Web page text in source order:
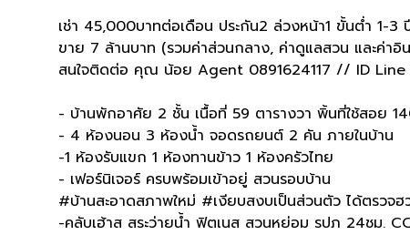
เช่า 45,000บาทต่อเดือน ประกัน2 ล่วงหน้า1 ขั้นต่ำ 1-3
ขาย 7 ล้านบาท (รวมค่าส่วนกลาง, ค่าดูแลสวน และค่าอิ
สนใจติดต่อ คุณ น้อย Agent 0891624117 // ID Line
- บ้านพักอาศัย 2 ชั้น เนื้อที่ 59 ตารางวา พิ้นที่ใช้สอย
- 4 ห้องนอน 3 ห้องน้ำ จอดรถยนต์ 2 คัน ภายในบ้าน
-1 ห้องรับแขก 1 ห้องทานข้าว 1 ห้องครัวไทย
- เฟอร์นิเจอร์ ครบพร้อมเข้าอยู่ สวนรอบบ้าน
#บ้านสะอาดสภาพใหม่ #เงียบสงบเป็นส่วนตัว ได้ตรวจ
-คลับเฮ้าส สระว่ายน้ำ ฟิตเนส สวนหย่อม รปภ 24ชม.